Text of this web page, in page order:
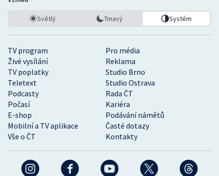
TV program
Pro média
Živé vysílání
Reklama
TV poplatky
Studio Brno
Teletext
Studio Ostrava
Podcasty
Rada ČT
Počasí
Kariéra
E-shop
Podávání námětů
Mobilní a TV aplikace
Časté dotazy
Vše o ČT
Kontakty
Světlý Tmavý Systém